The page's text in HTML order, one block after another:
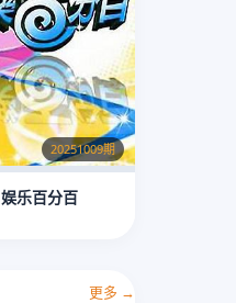
20251009期
娱乐百分百
更多 →